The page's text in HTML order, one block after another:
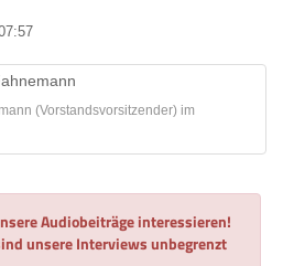
(Vorstandsvorsitzender) im
Audiobeiträge interessieren!
unsere Interviews unbegrenzt